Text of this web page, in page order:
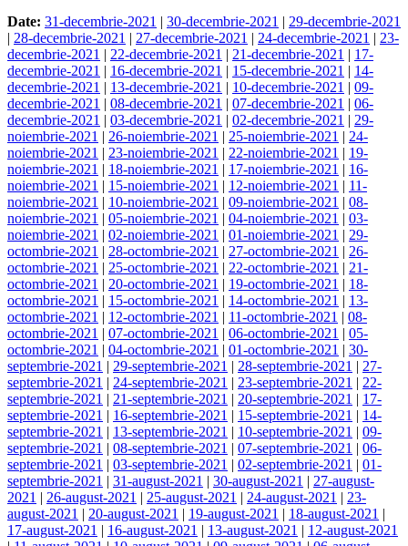
Date: 31-decembrie-2021 | 30-decembrie-2021 | 29-decembrie-2021
| 28-decembrie-2021 | 27-decembrie-2021 | 24-decembrie-2021 | 23-
decembrie-2021 | 22-decembrie-2021 | 21-decembrie-2021 | 17-
decembrie-2021 | 16-decembrie-2021 | 15-decembrie-2021 | 14-
decembrie-2021 | 13-decembrie-2021 | 10-decembrie-2021 | 09-
decembrie-2021 | 08-decembrie-2021 | 07-decembrie-2021 | 06-
decembrie-2021 | 03-decembrie-2021 | 02-decembrie-2021 | 29-
noiembrie-2021 | 26-noiembrie-2021 | 25-noiembrie-2021 | 24-
noiembrie-2021 | 23-noiembrie-2021 | 22-noiembrie-2021 | 19-
noiembrie-2021 | 18-noiembrie-2021 | 17-noiembrie-2021 | 16-
noiembrie-2021 | 15-noiembrie-2021 | 12-noiembrie-2021 | 11-
noiembrie-2021 | 10-noiembrie-2021 | 09-noiembrie-2021 | 08-
noiembrie-2021 | 05-noiembrie-2021 | 04-noiembrie-2021 | 03-
noiembrie-2021 | 02-noiembrie-2021 | 01-noiembrie-2021 | 29-
octombrie-2021 | 28-octombrie-2021 | 27-octombrie-2021 | 26-
octombrie-2021 | 25-octombrie-2021 | 22-octombrie-2021 | 21-
octombrie-2021 | 20-octombrie-2021 | 19-octombrie-2021 | 18-
octombrie-2021 | 15-octombrie-2021 | 14-octombrie-2021 | 13-
octombrie-2021 | 12-octombrie-2021 | 11-octombrie-2021 | 08-
octombrie-2021 | 07-octombrie-2021 | 06-octombrie-2021 | 05-
octombrie-2021 | 04-octombrie-2021 | 01-octombrie-2021 | 30-
septembrie-2021 | 29-septembrie-2021 | 28-septembrie-2021 | 27-
septembrie-2021 | 24-septembrie-2021 | 23-septembrie-2021 | 22-
septembrie-2021 | 21-septembrie-2021 | 20-septembrie-2021 | 17-
septembrie-2021 | 16-septembrie-2021 | 15-septembrie-2021 | 14-
septembrie-2021 | 13-septembrie-2021 | 10-septembrie-2021 | 09-
septembrie-2021 | 08-septembrie-2021 | 07-septembrie-2021 | 06-
septembrie-2021 | 03-septembrie-2021 | 02-septembrie-2021 | 01-
septembrie-2021 | 31-august-2021 | 30-august-2021 | 27-august-
2021 | 26-august-2021 | 25-august-2021 | 24-august-2021 | 23-
august-2021 | 20-august-2021 | 19-august-2021 | 18-august-2021 |
17-august-2021 | 16-august-2021 | 13-august-2021 | 12-august-2021